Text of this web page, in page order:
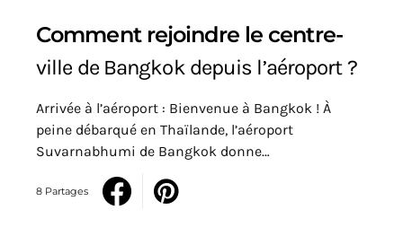
Comment rejoindre le centre-
ville de Bangkok depuis l’aéroport ?
Arrivée à l’aéroport : Bienvenue à Bangkok ! À
peine débarqué en Thaïlande, l’aéroport
Suvarnabhumi de Bangkok donne…
8 Partages